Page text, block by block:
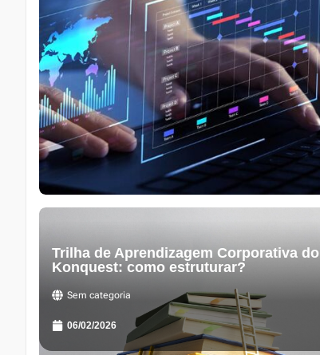
Trilha de Aprendizagem Corporativa do
Konquest: como estruturar?
Sem categoria
06/02/2026